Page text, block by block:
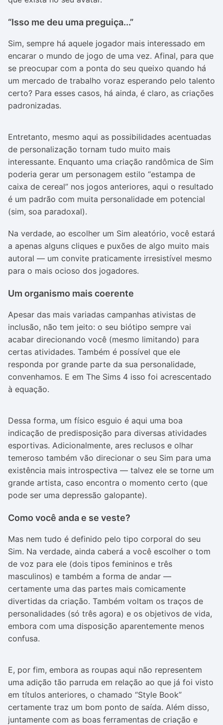
“Isso me deu uma preguiça...”
Sim, sempre há aquele jogador mais interessado em
encarar o mundo de jogo de uma vez. Afinal, para que
se preocupar com a ponta do seu queixo quando há
um mercado de trabalho voraz esperando pelo talento
certo? Para esses casos, há ainda, é claro, as criações
padronizadas.
Entretanto, mesmo aqui as possibilidades acentuadas
de personalização tornam tudo muito mais
interessante. Enquanto uma criação randômica de Sim
poderia gerar um personagem estilo “estampa de
caixa de cereal” nos jogos anteriores, aqui o resultado
é um padrão com muita personalidade em potencial
(sim, soa paradoxal).
Na verdade, ao escolher um Sim aleatório, você estará
a apenas alguns cliques e puxões de algo muito mais
autoral — um convite praticamente irresistível mesmo
para o mais ocioso dos jogadores.
Um organismo mais coerente
Apesar das mais variadas campanhas ativistas de
inclusão, não tem jeito: o seu biótipo sempre vai
acabar direcionando você (mesmo limitando) para
certas atividades. Também é possível que ele
responda por grande parte da sua personalidade,
convenhamos. E em The Sims 4 isso foi acrescentado
à equação.
Dessa forma, um físico esguio é aqui uma boa
indicação de predisposição para diversas atividades
esportivas. Adicionalmente, ares reclusos e olhar
temeroso também vão direcionar o seu Sim para uma
existência mais introspectiva — talvez ele se torne um
grande artista, caso encontra o momento certo (que
pode ser uma depressão galopante).
Como você anda e se veste?
Mas nem tudo é definido pelo tipo corporal do seu
Sim. Na verdade, ainda caberá a você escolher o tom
de voz para ele (dois tipos femininos e três
masculinos) e também a forma de andar —
certamente uma das partes mais comicamente
divertidas da criação. Também voltam os traços de
personalidades (só três agora) e os objetivos de vida,
embora com uma disposição aparentemente menos
confusa.
E, por fim, embora as roupas aqui não representem
uma adição tão parruda em relação ao que já foi visto
em títulos anteriores, o chamado “Style Book”
certamente traz um bom ponto de saída. Além disso,
juntamente com as boas ferramentas de criação e